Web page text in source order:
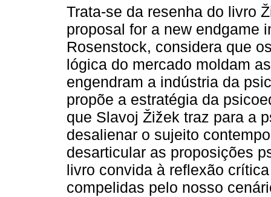
Trata-se da resenha do livro
proposal for a new endgame
Rosenstock, considera que
lógica do mercado moldam
engendram a indústria da
propõe a estratégia da
que Slavoj Žižek traz para a
desalienar o sujeito
desarticular as proposições
livro convida à reflexão
compelidas pelo nosso